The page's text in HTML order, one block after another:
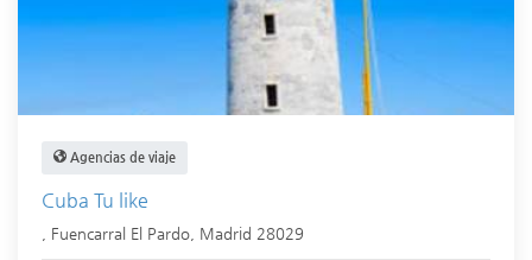
Agencias de viaje
Cuba Tu like
Fuencarral El Pardo Madrid 28029